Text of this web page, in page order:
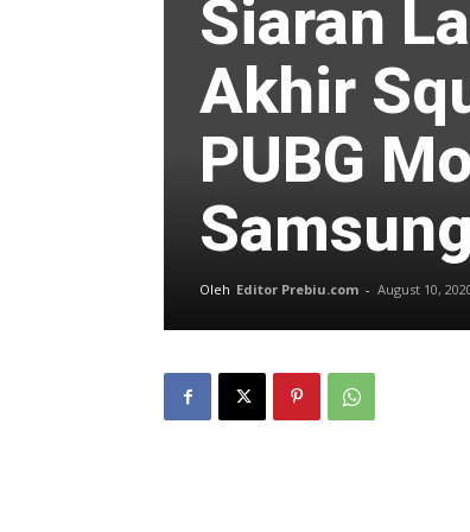
Siaran
Akhir
PUBG
Samsung
Oleh Editor Prebiu.com - August 10,